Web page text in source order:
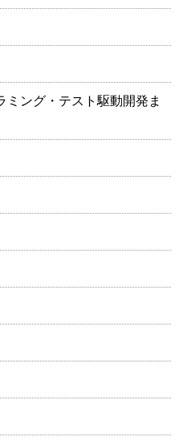
ミング・テスト駆動開発ま